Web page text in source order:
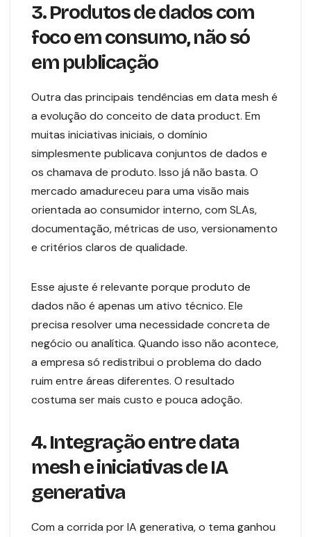
3. Produtos de dados com
foco em consumo, não só
em publicação
Outra das principais tendências em data mesh é
a evolução do conceito de data product. Em
muitas iniciativas iniciais, o domínio
simplesmente publicava conjuntos de dados e
os chamava de produto. Isso já não basta. O
mercado amadureceu para uma visão mais
orientada ao consumidor interno, com SLAs,
documentação, métricas de uso, versionamento
e critérios claros de qualidade.
Esse ajuste é relevante porque produto de
dados não é apenas um ativo técnico. Ele
precisa resolver uma necessidade concreta de
negócio ou analítica. Quando isso não acontece,
a empresa só redistribui o problema do dado
ruim entre áreas diferentes. O resultado
costuma ser mais custo e pouca adoção.
4. Integração entre data
mesh e iniciativas de IA
generativa
Com a corrida por IA generativa, o tema ganhou